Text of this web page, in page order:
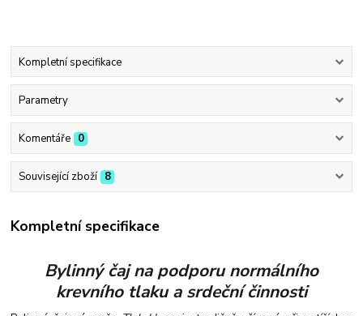
Kompletní specifikace
Parametry
Komentáře 0
Související zboží 8
Kompletní specifikace
Bylinný čaj na podporu normálního
krevního tlaku a srdeční činnosti